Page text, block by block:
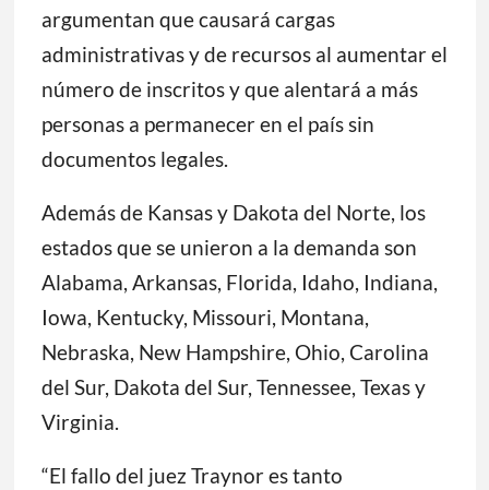
argumentan que causará cargas
administrativas y de recursos al aumentar el
número de inscritos y que alentará a más
personas a permanecer en el país sin
documentos legales.
Además de Kansas y Dakota del Norte, los
estados que se unieron a la demanda son
Alabama, Arkansas, Florida, Idaho, Indiana,
Iowa, Kentucky, Missouri, Montana,
Nebraska, New Hampshire, Ohio, Carolina
del Sur, Dakota del Sur, Tennessee, Texas y
Virginia.
“El fallo del juez Traynor es tanto